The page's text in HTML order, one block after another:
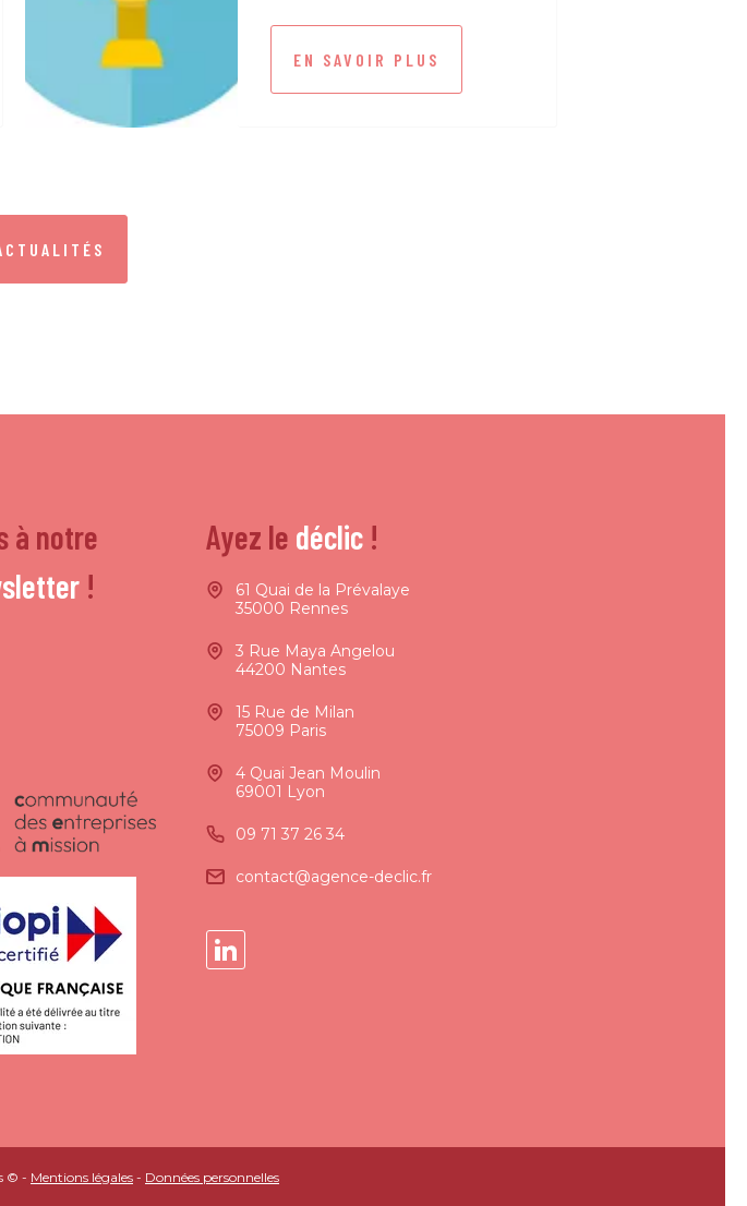
EN SAVOIR PLUS
à notre
!
Ayez le déclic!
61 Quai de la Prévalaye
35000 Rennes
3 Rue Maya Angelou
44200 Nantes
15 Rue de Milan
75009 Paris
4 Quai Jean Moulin
69001 Lyon
09 71 37 26 34
contact@agence-declic.fr
© - Mentions légales - Données personnelles